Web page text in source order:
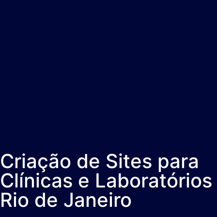
Criação de Sites para
Clínicas e Laboratórios
Rio de Janeiro